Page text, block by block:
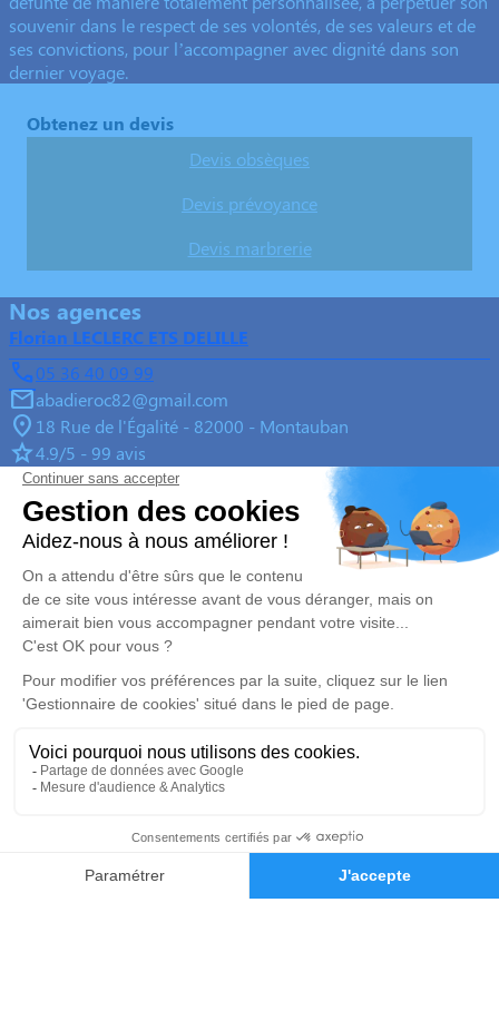
Demande de devis
souvenir dans le respect de ses volontés, de ses valeurs et de
ses convictions, pour l’accompagner avec dignité dans son
dernier voyage.
Obtenez un devis
Devis obsèques
Devis prévoyance
Devis marbrerie
Nos agences
Florian LECLERC ETS DELILLE
05 36 40 09 99
abadieroc82@gmail.com
18 Rue de l'Égalité - 82000 - Montauban
4.9/5 - 99 avis
Florian LECLERC ETS DELILLE
05 36 40 53 54
3460 Route Nord - 82000 - Montauban
4.9/5 - 50 avis
Florian LECLERC ETS DELILLE
05 36 40 03 47
3, Rue de l'église - 82700 - Montech
5/5 - 65 avis
Nos Services
Demande de rendez-vous en